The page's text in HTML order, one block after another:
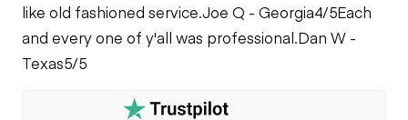
like old fashioned service.Joe Q - Georgia4/5Each
and every one of y'all was professional.Dan W -
Texas5/5